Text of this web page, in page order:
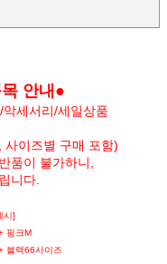
안내●
세서리/세일상품
사이즈별 구매 포함)
품이 불가하니,
니다.
시]
핑크M
블랙66사이즈